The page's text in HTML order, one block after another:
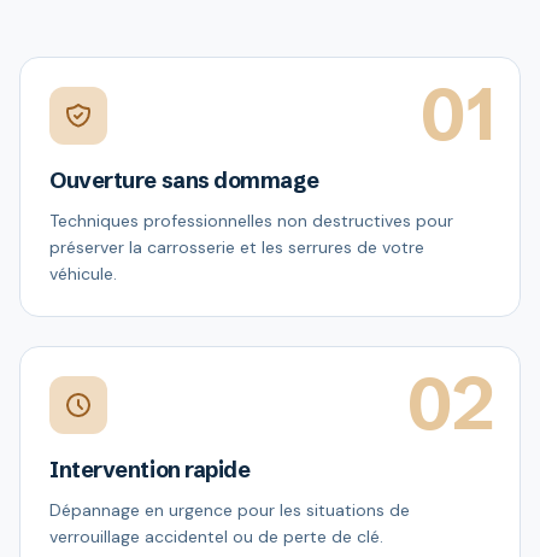
01
Ouverture sans dommage
Techniques professionnelles non destructives pour
préserver la carrosserie et les serrures de votre
véhicule.
02
Intervention rapide
Dépannage en urgence pour les situations de
verrouillage accidentel ou de perte de clé.